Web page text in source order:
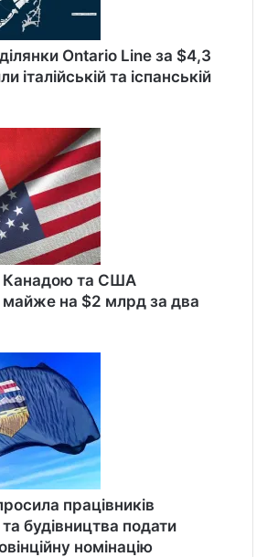
Ontario Line за $4,3
італійській та іспанській
Канадою та США
майже на $2 млрд за два
працівників
будівництва подати
номінацію